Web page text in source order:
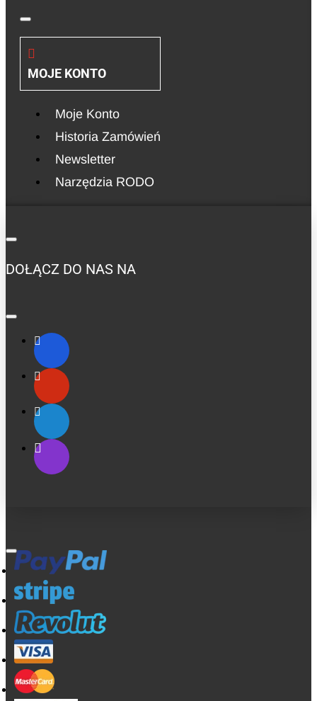
MOJE KONTO
Moje Konto
Historia Zamówień
Newsletter
Narzędzia RODO
DOŁĄCZ DO NAS NA